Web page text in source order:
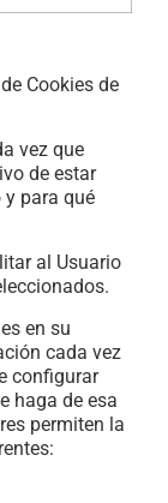
Cookies de
vez que
de estar
para qué
al Usuario
en su
cada vez
configurar
haga de esa
permiten la